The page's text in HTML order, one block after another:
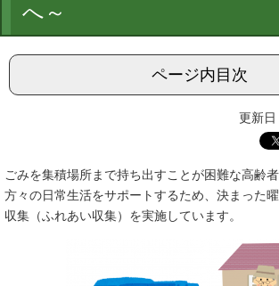
へ～
ページ内目次
更新日
ごみを集積場所まで持ち出すことが困難な高齢
方々の日常生活をサポートするため、決まった
収集（ふれあい収集）を実施しています。